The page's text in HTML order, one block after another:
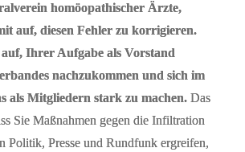
homöopathischer Ärzte,
auf, diesen Fehler zu korrigieren.
Ihrer Aufgabe als Vorstand
nachzukommen und sich im
als Mitgliedern stark zu machen. Das
Sie Maßnahmen gegen die Infiltration
Politik, Presse und Rundfunk ergreifen,